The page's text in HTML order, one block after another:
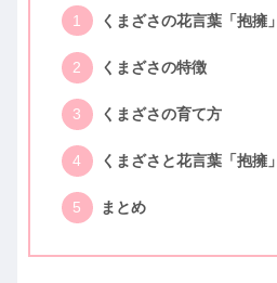
くまざさの花言葉「抱擁
くまざさの特徴
くまざさの育て方
くまざさと花言葉「抱擁
まとめ